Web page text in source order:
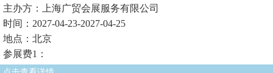
主办方：上海广贸会展服务有限公司
时间：2027-04-23-2027-04-25
地点：北京
参展费1：